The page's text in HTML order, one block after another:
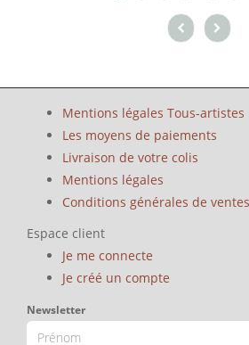
Mentions légales Tous-artistes
Les moyens de paiements
Livraison de votre colis
Mentions légales
Conditions générales de ventes
Espace client
Je me connecte
Je créé un compte
Newsletter